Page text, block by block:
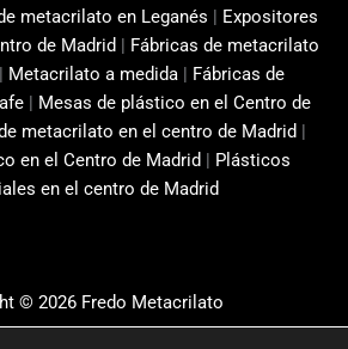
metacrilato en Leganés | Expositores
de Madrid | Fábricas de metacrilato
| Metacrilato a medida | Fábricas de
| Mesas de plástico en el Centro de
metacrilato en el centro de Madrid |
en el Centro de Madrid | Plásticos
en el centro de Madrid
© 2026 Fredo Metacrilato